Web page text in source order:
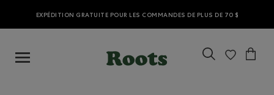
EXPÉDITION GRATUITE POUR LES COMMANDES DE PLUS DE 70 $